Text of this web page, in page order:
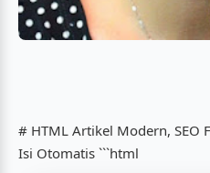
# HTML Artikel Modern, SEO
Isi Otomatis ```html